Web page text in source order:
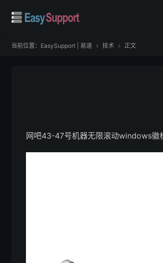
当前位置： EasySupport | 易速  技术  正文
网吧43-47号机器无限滚动windows徽